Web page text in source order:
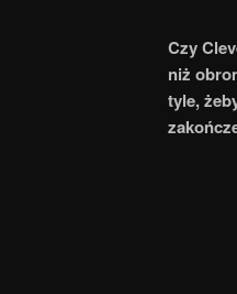
Czy
niż
tyle,